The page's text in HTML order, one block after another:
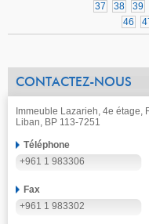
37
38 39
46
CONTACTEZ-NOUS
Immeuble Lazarieh, 4e étage,
Liban, BP 113-7251
Téléphone
+961 1 983306
Fax
+961 1 983302